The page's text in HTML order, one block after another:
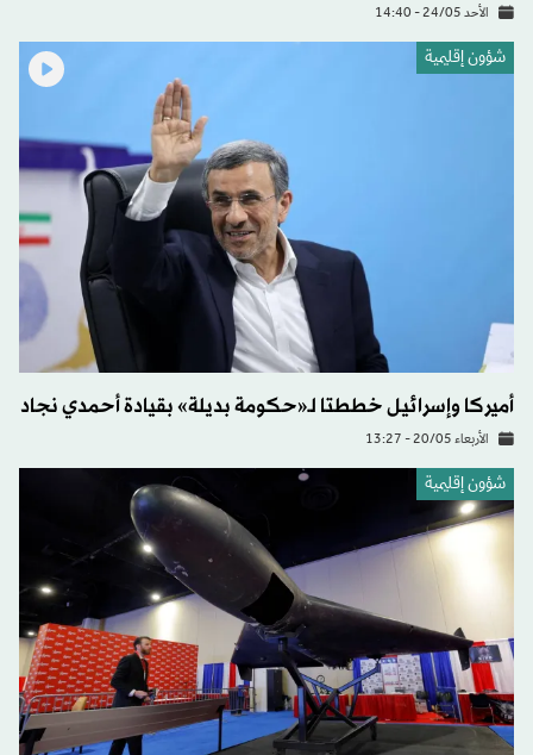
الأحد 24/05 - 14:40
شؤون إقليمية
أميركا وإسرائيل خططتا لـ«حكومة بديلة» بقيادة أحمدي نجاد
الأربعاء 20/05 - 13:27
شؤون إقليمية